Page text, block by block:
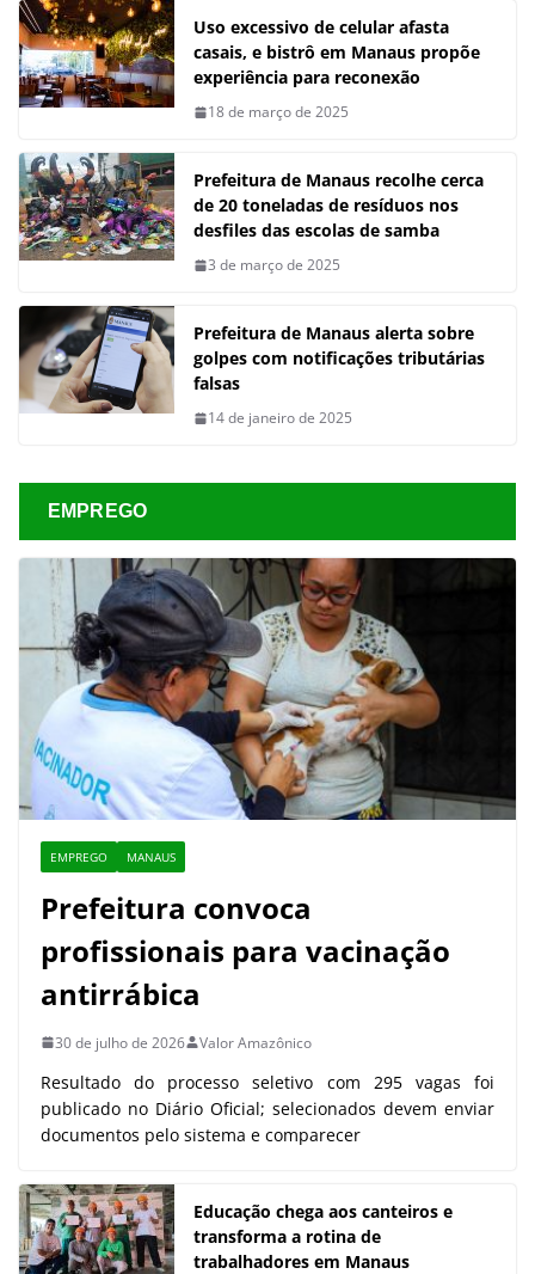
Uso excessivo de celular afasta
casais, e bistrô em Manaus propõe
experiência para reconexão
18 de março de 2025
Prefeitura de Manaus recolhe cerca
de 20 toneladas de resíduos nos
desfiles das escolas de samba
3 de março de 2025
Prefeitura de Manaus alerta sobre
golpes com notificações tributárias
falsas
14 de janeiro de 2025
EMPREGO
EMPREGO MANAUS
Prefeitura convoca
profissionais para vacinação
antirrábica
30 de julho de 2026 Valor Amazônico
Resultado do processo seletivo com 295 vagas foi
publicado no Diário Oficial; selecionados devem enviar
documentos pelo sistema e comparecer
Educação chega aos canteiros e
transforma a rotina de
trabalhadores em Manaus